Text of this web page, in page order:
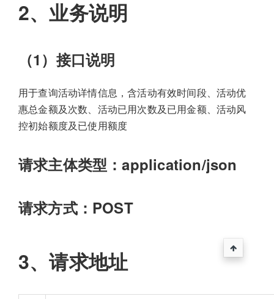
2、业务说明
（1）接口说明
用于查询活动详情信息，含活动有效时间段、活动优
惠总金额及次数、活动已用次数及已用金额、活动风
控初始额度及已使用额度
请求主体类型：application/json
请求方式：POST
3、请求地址